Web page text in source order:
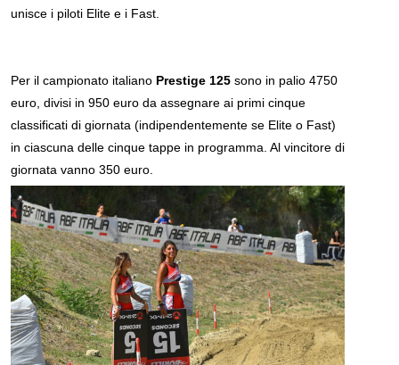
unisce i piloti Elite e i Fast.
Per il campionato italiano Prestige 125 sono in palio 4750
euro, divisi in 950 euro da assegnare ai primi cinque
classificati di giornata (indipendentemente se Elite o Fast)
in ciascuna delle cinque tappe in programma. Al vincitore di
giornata vanno 350 euro.